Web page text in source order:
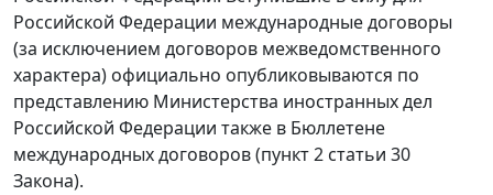
Российской Федерации международные договоры
(за исключением договоров межведомственного
характера) официально опубликовываются по
представлению Министерства иностранных дел
Российской Федерации также в Бюллетене
международных договоров (пункт 2 статьи 30
Закона).